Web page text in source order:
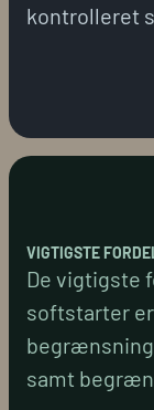
kontrolleret
VIGTIGSTE
De vigtigste
softstarter
samt